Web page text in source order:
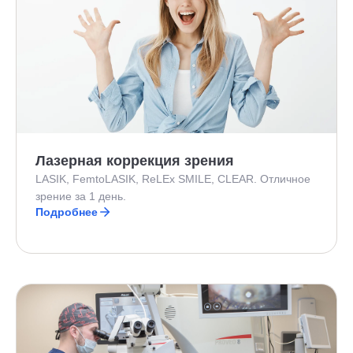
Лазерная коррекция зрения
LASIK, FemtoLASIK, ReLEx SMILE, CLEAR. Отличное
зрение за 1 день.
Подробнее